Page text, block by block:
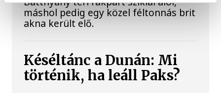
máshol pedig egy közel féltonnás brit
akna került elő.
Késéltánc a Dunán: Mi
történik, ha leáll Paks?